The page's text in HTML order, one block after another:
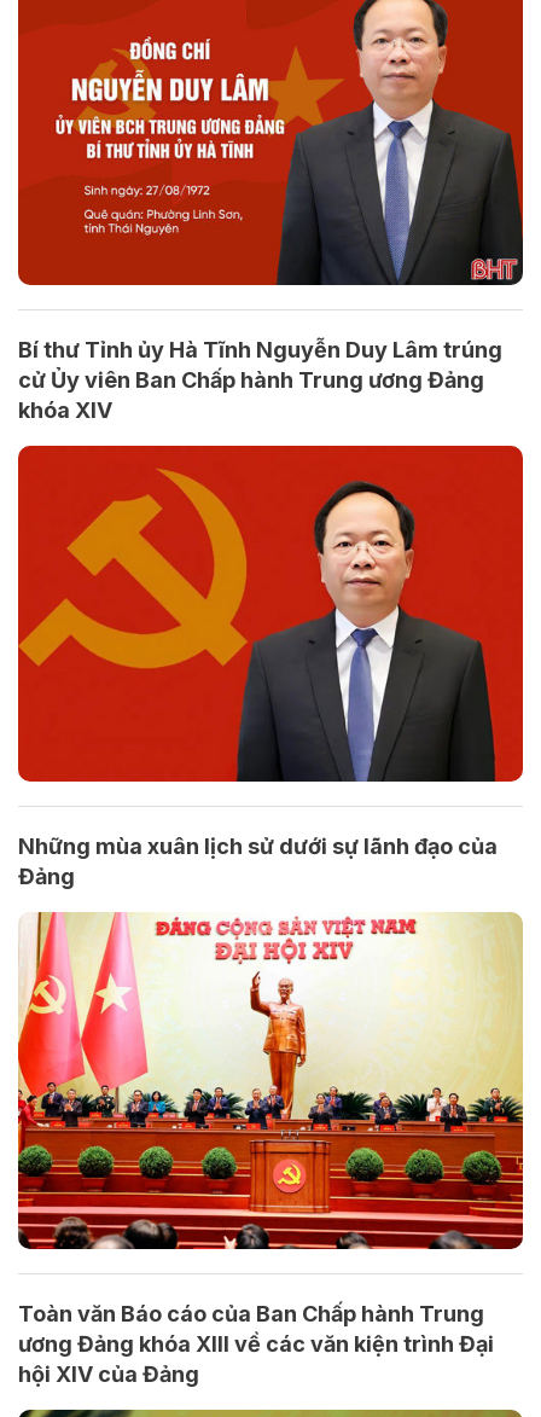
Bí thư Tỉnh ủy Hà Tĩnh Nguyễn Duy Lâm trúng
cử Ủy viên Ban Chấp hành Trung ương Đảng
khóa XIV
Những mùa xuân lịch sử dưới sự lãnh đạo của
Đảng
Toàn văn Báo cáo của Ban Chấp hành Trung
ương Đảng khóa XIII về các văn kiện trình Đại
hội XIV của Đảng